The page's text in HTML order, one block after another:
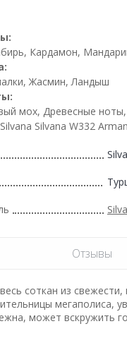
Кардамон,
Жасмин, Ландыш
мох, Древесные
Silvana W332
Отзывы
соткан из свежести,
мегаполиса,
может вскружить